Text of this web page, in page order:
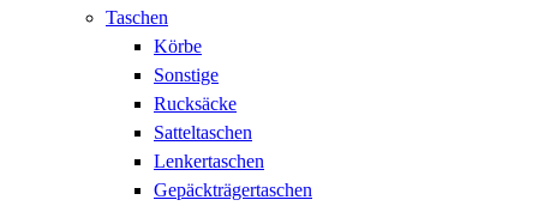
Taschen
Körbe
Sonstige
Rucksäcke
Satteltaschen
Lenkertaschen
Gepäckträgertaschen